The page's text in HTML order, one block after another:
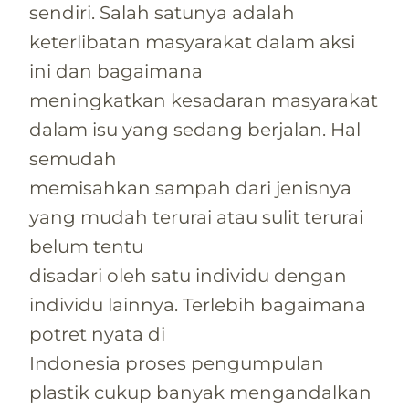
sendiri. Salah satunya adalah
keterlibatan masyarakat dalam aksi
ini dan bagaimana
meningkatkan kesadaran masyarakat
dalam isu yang sedang berjalan. Hal
semudah
memisahkan sampah dari jenisnya
yang mudah terurai atau sulit terurai
belum tentu
disadari oleh satu individu dengan
individu lainnya. Terlebih bagaimana
potret nyata di
Indonesia proses pengumpulan
plastik cukup banyak mengandalkan